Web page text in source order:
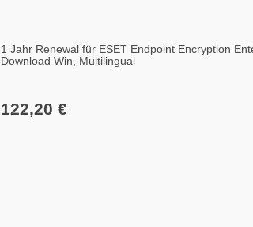
1 Jahr Renewal für ESET Endpoint Encryption
Download Win, Multilingual
122,20 €